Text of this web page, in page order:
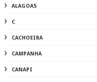
ALAGOAS
C
CACHOEIRA
CAMPANHA
CANAPI